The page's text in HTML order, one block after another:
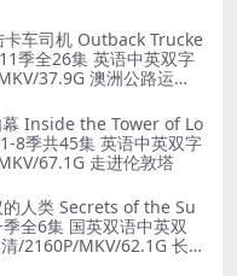
卡车司机 Outback Trucke
季全26集 英语中英双字
37.9G 澳洲公路运输
幕 Inside the Tower of Lo
8季共45集 英语中英双字
67.1G 走进伦敦塔
的人类 Secrets of the Su
全6集 国英双语中英双
/2160P/MKV/62.1G 长